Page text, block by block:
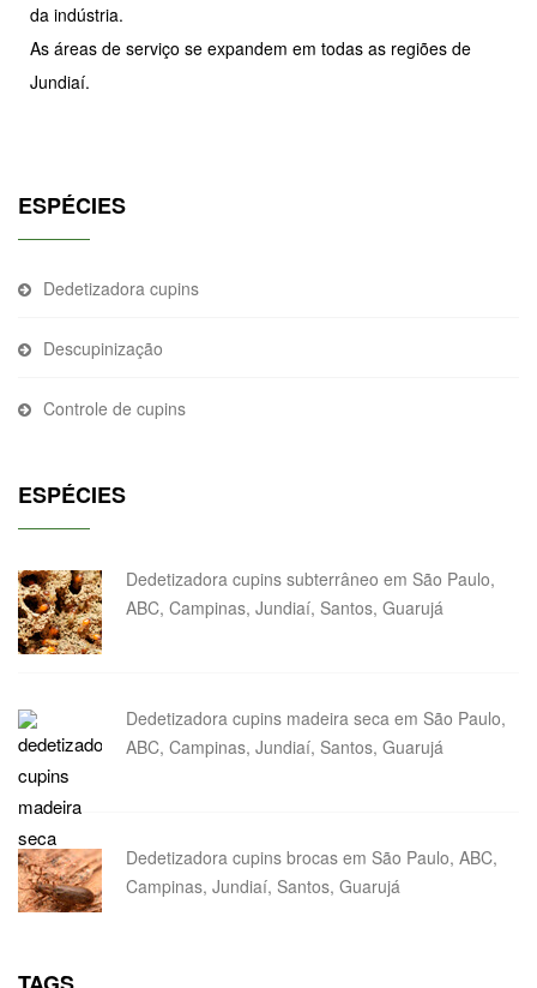
da indústria.
As áreas de serviço se expandem em todas as regiões de
Jundiaí.
ESPÉCIES
Dedetizadora cupins
Descupinização
Controle de cupins
ESPÉCIES
Dedetizadora cupins subterrâneo em São Paulo,
ABC, Campinas, Jundiaí, Santos, Guarujá
Dedetizadora cupins madeira seca em São Paulo,
ABC, Campinas, Jundiaí, Santos, Guarujá
Dedetizadora cupins brocas em São Paulo, ABC,
Campinas, Jundiaí, Santos, Guarujá